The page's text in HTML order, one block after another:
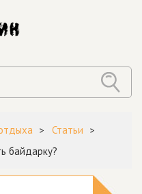
Статьи
байдарку?